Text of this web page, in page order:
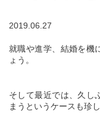
Q&Aよくある質問
SUPPORT開業支
2019.06.27
就職や進学、結婚を機
ょう。
そして最近では、久し
まうというケースも珍